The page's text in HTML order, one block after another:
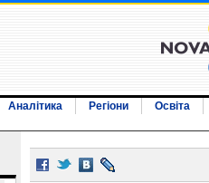
Аналітика Регіони
Освіта